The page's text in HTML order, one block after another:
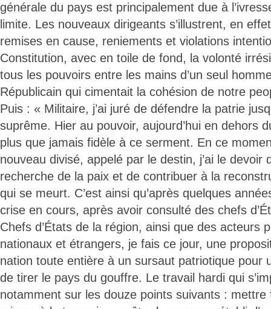
générale du pays est principalement due à
limite. Les nouveaux dirigeants s’illustrent, en
remises en cause, reniements et violations
Constitution, avec en toile de fond, la volonté
tous les pouvoirs entre les mains d’un seul
Républicain qui cimentait la cohésion de notre
Puis : « Militaire, j’ai juré de défendre la patrie
suprême. Hier au pouvoir, aujourd’hui en dehors
plus que jamais fidèle à ce serment. En ce
nouveau divisé, appelé par le destin, j’ai le devoir
recherche de la paix et de contribuer à la
qui se meurt. C’est ainsi qu’après quelques
crise en cours, après avoir consulté des chefs
Chefs d’États de la région, ainsi que des acteurs
nationaux et étrangers, je fais ce jour, une
nation toute entière à un sursaut patriotique pour
de tirer le pays du gouffre. Le travail hardi qui
notamment sur les douze points suivants : mettre